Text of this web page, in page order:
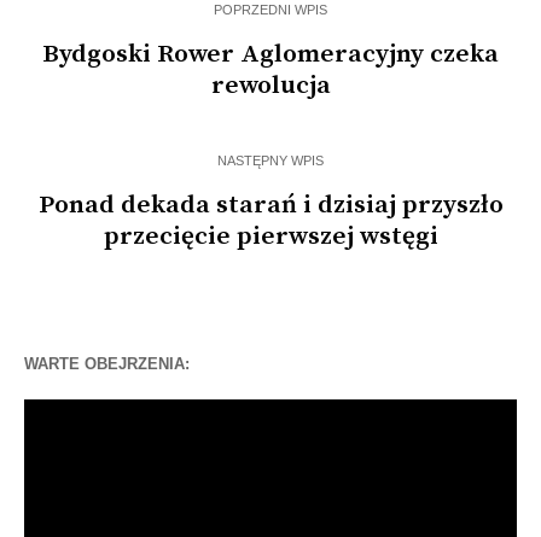
POPRZEDNI WPIS
Bydgoski Rower Aglomeracyjny czeka
rewolucja
NASTĘPNY WPIS
Ponad dekada starań i dzisiaj przyszło
przecięcie pierwszej wstęgi
WARTE OBEJRZENIA: